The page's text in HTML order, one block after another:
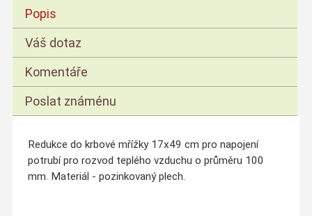
Popis
Váš dotaz
Komentáře
Poslat známénu
Redukce do krbové mřížky 17x49 cm pro napojení
potrubí pro rozvod teplého vzduchu o průměru 100
mm. Materiál - pozinkovaný plech.